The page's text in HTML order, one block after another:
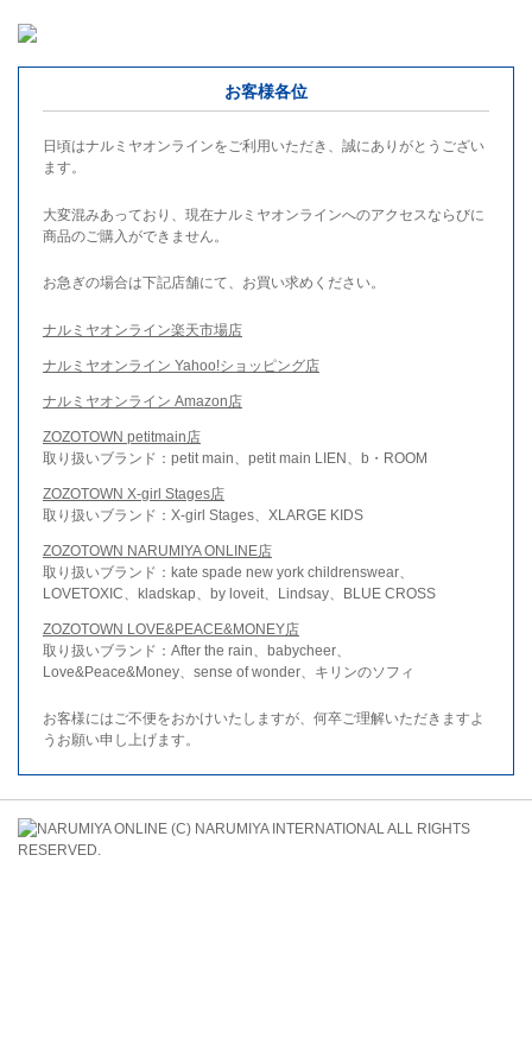
お客様各位
日頃はナルミヤオンラインをご利用いただき、誠にありがとうござい
ます。
大変混みあっており、現在ナルミヤオンラインへのアクセスならびに
商品のご購入ができません。
お急ぎの場合は下記店舗にて、お買い求めください。
ナルミヤオンライン楽天市場店
ナルミヤオンライン Yahoo!ショッピング店
ナルミヤオンライン Amazon店
ZOZOTOWN petitmain店
取り扱いブランド：petit main、petit main LIEN、b・ROOM
ZOZOTOWN X-girl Stages店
取り扱いブランド：X-girl Stages、XLARGE KIDS
ZOZOTOWN NARUMIYA ONLINE店
取り扱いブランド：kate spade new york childrenswear、
LOVETOXIC、kladskap、by loveit、Lindsay、BLUE CROSS
ZOZOTOWN LOVE&PEACE&MONEY店
取り扱いブランド：After the rain、babycheer、
Love&Peace&Money、sense of wonder、キリンのソフィ
お客様にはご不便をおかけいたしますが、何卒ご理解いただきますよ
うお願い申し上げます。